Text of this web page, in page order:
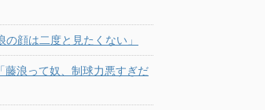
の顔は二度と見たくない」
藤浪って奴、制球力悪すぎだ